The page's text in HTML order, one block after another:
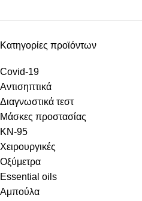
Κατηγορίες προϊόντων
Covid-19
Αντισηπτικά
Διαγνωστικά τεστ
Μάσκες προστασίας
KN-95
Χειρουργικές
Οξύμετρα
Essential oils
Αμπούλα